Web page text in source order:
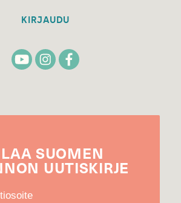
KIRJAUDU
SUOMEN
UUTIS­KIRJE